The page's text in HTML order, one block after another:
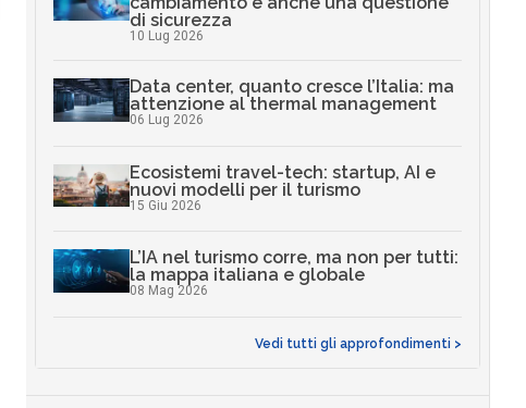
di sicurezza
10 Lug 2026
Data center, quanto cresce l’Italia: ma
attenzione al thermal management
06 Lug 2026
Ecosistemi travel-tech: startup, AI e
nuovi modelli per il turismo
15 Giu 2026
L’IA nel turismo corre, ma non per tutti:
la mappa italiana e globale
08 Mag 2026
Vedi tutti gli approfondimenti >